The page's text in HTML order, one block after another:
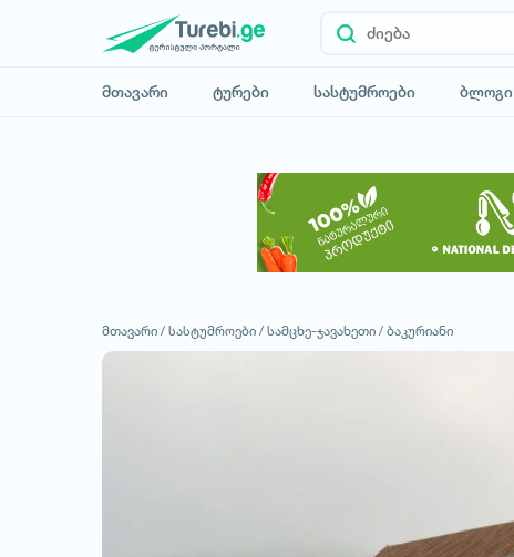
მთავარი ტურები სასტუმროები ბლოგი
მთავარი / სასტუმროები / სამცხე-ჯავახეთი / ბაკურიანი